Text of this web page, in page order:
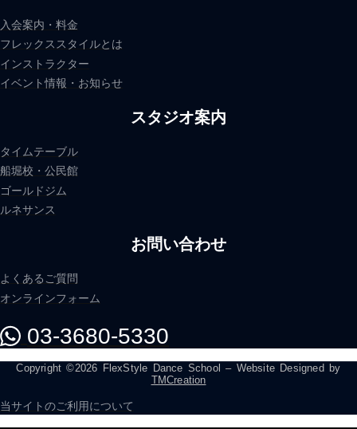
入会案内・料金
フレックススタイルとは
インストラクター
イベント情報・お知らせ
スタジオ案内
タイムテーブル
船堀校・公民館
ゴールドジム
ルネサンス
お問い合わせ
よくあるご質問
オンラインフォーム
03-3680-5330
Copyright ©2026 FlexStyle Dance School – Website Designed by
TMCreation
当サイトのご利用について